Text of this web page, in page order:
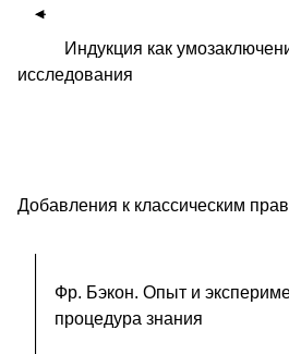
Индукция как
исследования
Добавления к классическим
Фр. Бэкон. Опыт и
процедура знания